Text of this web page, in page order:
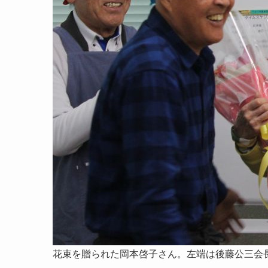
花束を贈られた岡本啓子さん。左端は後藤公三会